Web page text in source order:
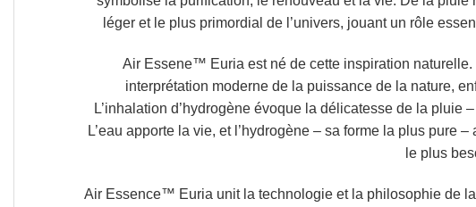
léger et le plus primordial de l’univers, jouant un rôle
Air Essene™ Euria est né de cette inspiration naturelle.
interprétation moderne de la puissance de la nature,
L’inhalation d’hydrogène évoque la délicatesse de la pluie –
L’eau apporte la vie, et l’hydrogène – sa forme la plus pure
le plus
Air Essence™ Euria unit la technologie et la philosophie de